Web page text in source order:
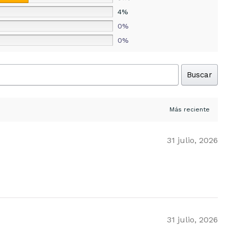
4%
0%
0%
Buscar
31 julio, 2026
31 julio, 2026